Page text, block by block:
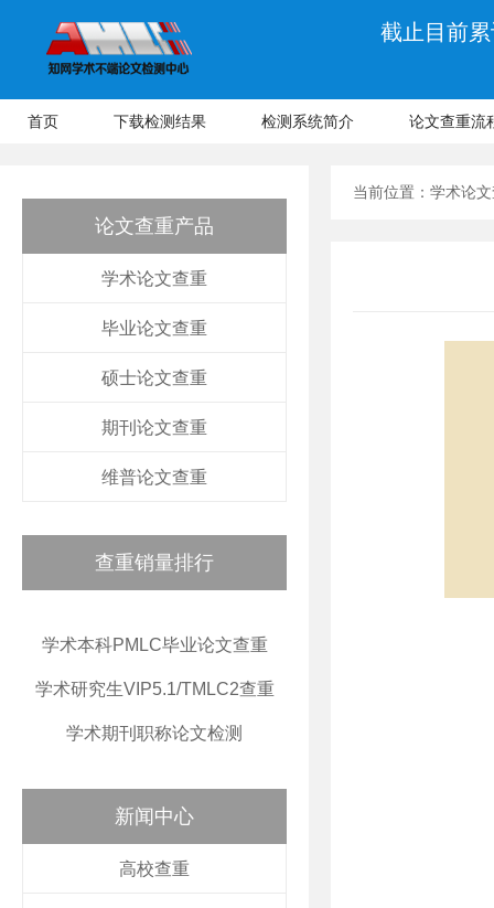
截止目前
首页 下载检测结果 检测系统简介 论文查重流
论文查重产品
学术论文查重
毕业论文查重
硕士论文查重
期刊论文查重
维普论文查重
查重销量排行
学术本科PMLC毕业论文查重
学术研究生VIP5.1/TMLC2查重
学术期刊职称论文检测
新闻中心
高校查重
当前位置： 学术论